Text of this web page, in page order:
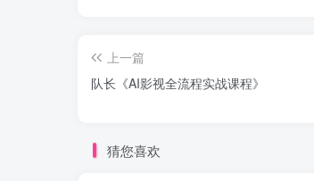
上一篇
队长《AI影视全流程实战课程》
猜您喜欢